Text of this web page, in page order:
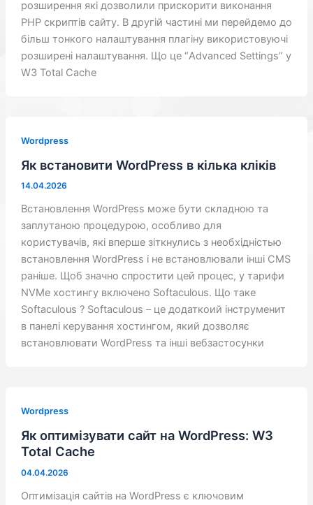
розширення які дозволили прискорити виконання
PHP скриптів сайту. В другій частині ми перейдемо до
більш тонкого налаштування плагіну використовуючі
розширені налаштування. Що це “Advanced Settings” у
W3 Total Cache
Wordpress
Як встановити WordPress в кілька кліків
14.04.2026
Встановлення WordPress може бути складною та
заплутаною процедурою, особливо для
користувачів, які вперше зіткнулись з необхідністью
встановлення WordPress і не встановлювали інші CMS
раніше. Щоб значно спростити цей процес, у тарифи
NVMe хостингу включено Softaculous. Що таке
Softaculous ? Softaculous – це додаткоий інструменит
в панелі керування хостингом, який дозволяє
встановлювати WordPress та інші вебзастосунки
Wordpress
Як оптимізувати сайт на WordPress: W3
Total Cache
04.04.2026
Оптимізація сайтів на WordPress є ключовим